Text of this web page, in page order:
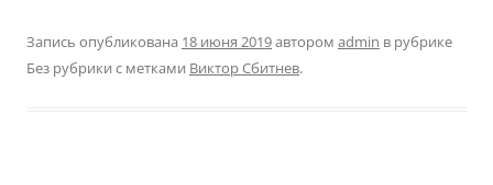
Запись опубликована 18 июня 2019автором admin в рубрике
Без рубрики с метками Виктор Сбитнев.